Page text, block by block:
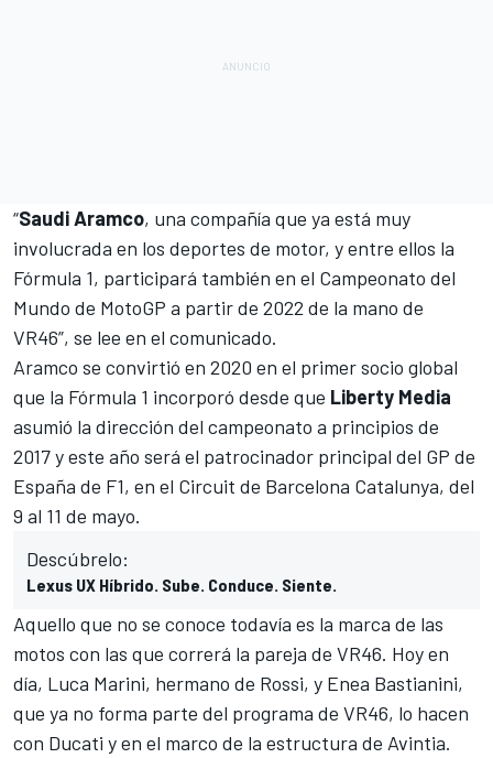
“Saudi Aramco, una compañía que ya está muy
involucrada en los deportes de motor, y entre ellos la
Fórmula 1, participará también en el Campeonato del
Mundo de MotoGP a partir de 2022 de la mano de
VR46”, se lee en el comunicado.
Aramco se convirtió en 2020 en el primer socio global
que la Fórmula 1 incorporó desde que Liberty Media
asumió la dirección del campeonato a principios de
2017 y este año será el patrocinador principal del GP de
España de F1, en el Circuit de Barcelona Catalunya, del
9 al 11 de mayo.
Descúbrelo:
Lexus UX Híbrido. Sube. Conduce. Siente.
Aquello que no se conoce todavía es la marca de las
motos con las que correrá la pareja de VR46. Hoy en
día, Luca Marini, hermano de Rossi, y Enea Bastianini,
que ya no forma parte del programa de VR46, lo hacen
con Ducati y en el marco de la estructura de Avintia.